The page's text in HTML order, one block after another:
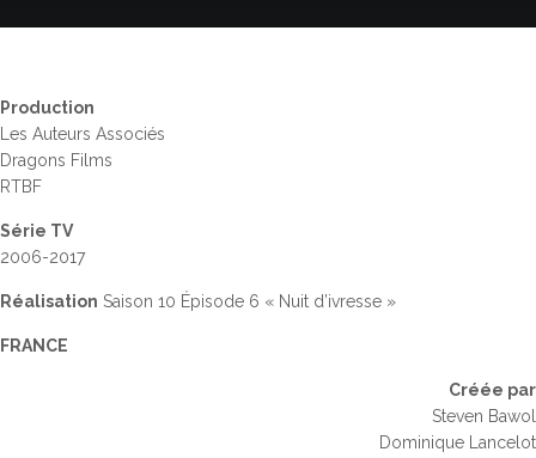
Production
Les Auteurs Associés
Dragons Films
RTBF
Série TV
2006-2017
Réalisation Saison 10 Épisode 6 « Nuit d’ivresse »
FRANCE
Créée par
Steven Bawol
Dominique Lancelot